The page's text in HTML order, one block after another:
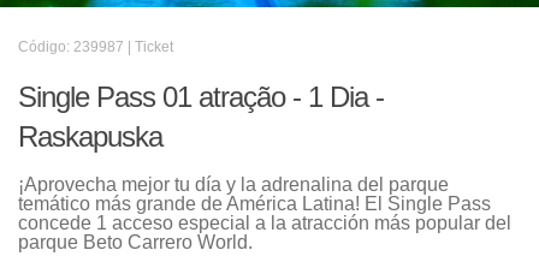
Código: 239987 | Ticket
Single Pass 01 atração - 1 Dia -
Raskapuska
¡Aprovecha mejor tu día y la adrenalina del parque
temático más grande de América Latina! El Single Pass
concede 1 acceso especial a la atracción más popular del
parque Beto Carrero World.